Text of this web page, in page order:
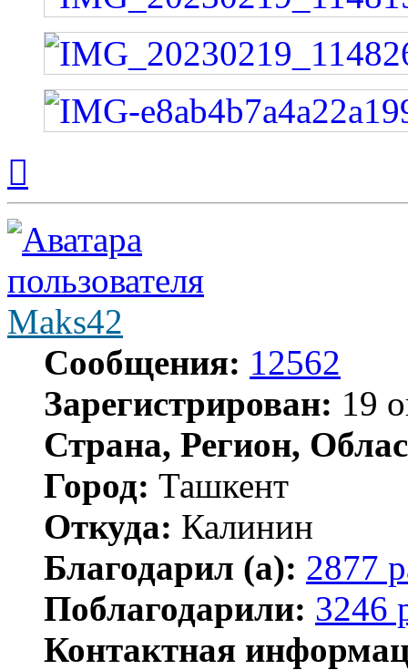
началу
Maks42
Сообщения: 12562
Зарегистрирован: 19
Страна, Регион,
Город: Ташкент
Откуда: Калинин
Благодарил (а): 2877
Поблагодарили: 3246
Контактная